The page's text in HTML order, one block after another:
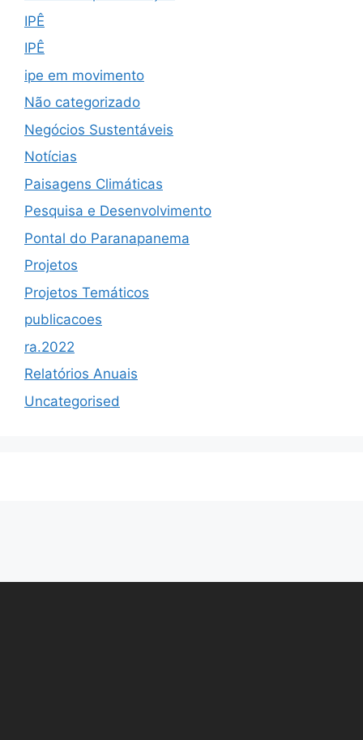
IPÊ
IPÊ
ipe em movimento
Não categorizado
Negócios Sustentáveis
Notícias
Paisagens Climáticas
Pesquisa e Desenvolvimento
Pontal do Paranapanema
Projetos
Projetos Temáticos
publicacoes
ra.2022
Relatórios Anuais
Uncategorised